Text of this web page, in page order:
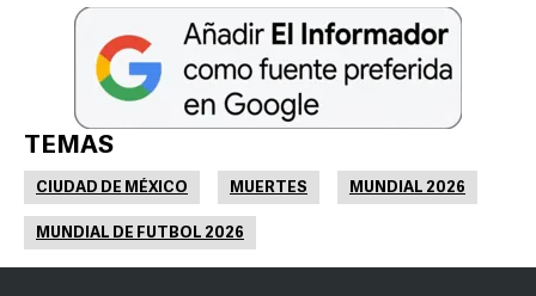
TEMAS
CIUDAD DE MÉXICO MUERTES MUNDIAL 2026
MUNDIAL DE FUTBOL 2026